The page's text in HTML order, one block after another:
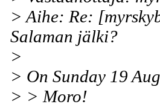
> Aihe: Re:
Salaman jälki?
>
> On Sunday 19
> > Moro!